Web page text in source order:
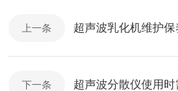
上一条 超声波乳化机维护保
下一条 超声波分散仪使用